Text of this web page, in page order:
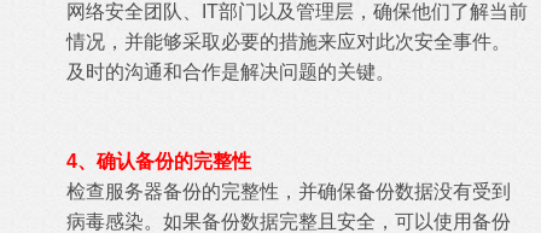
网络安全团队、IT部门以及管理层，确保他们了解当前
情况，并能够采取必要的措施来应对此次安全事件。
及时的沟通和合作是解决问题的关键。
4、确认备份的完整性
检查服务器备份的完整性，并确保备份数据没有受到
病毒感染。如果备份数据完整且安全，可以使用备份